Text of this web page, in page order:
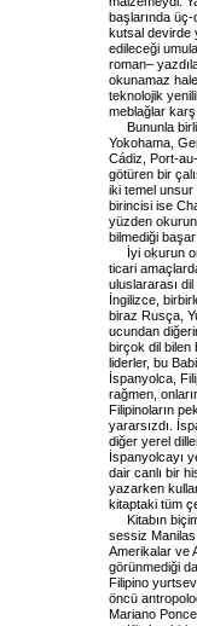
başlarında
kutsal devirde
edileceği
roman–
okunamaz
teknolojik
meblağlar
Bununla
Yokohama,
Cádiz, Port-
götüren bir
iki temel unsur
birincisi ise
yüzden
bilmediği
İyi okurun
ticari
uluslararası
İngilizce,
biraz Rusça,
ucundan
birçok dil bilen
liderler, bu
İspanyolca,
rağmen,
Filipinoların
yararsızdı.
diğer yerel
İspanyolcayı
dair canlı bir
yazarken
kitaptaki tüm
Kitabın
sessiz
Amerikalar ve
görünmediği
Filipino
öncü
Mariano